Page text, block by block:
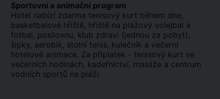
Sportovní a animační program
Hotel nabízí zdarma tenisový kurt během dne,
basketbalové hřiště, hřiště na plážový volejbal a
fotbal, posilovnu, klub zdraví (jednou za pobyt),
šipky, aerobik, stolní tenis, kulečník a večerní
hotelové animace. Za příplatek - tenisový kurt ve
večerních hodinách, kadeřnictví, masáže a centrum
vodních sportů na pláži.